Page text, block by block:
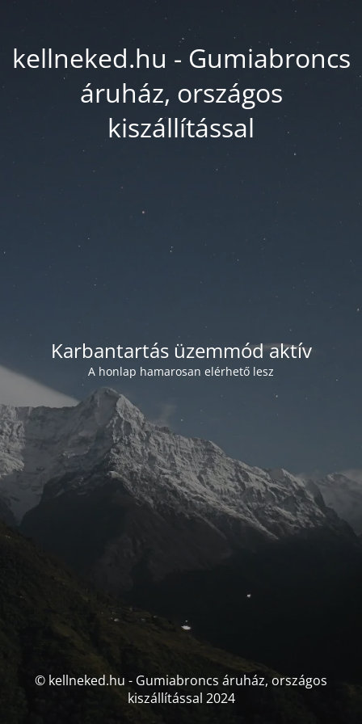
kellneked.hu - Gumiabroncs
áruház, országos
kiszállítással
Karbantartás üzemmód aktív
A honlap hamarosan elérhető lesz
© kellneked.hu - Gumiabroncs áruház, országos
kiszállítással 2024